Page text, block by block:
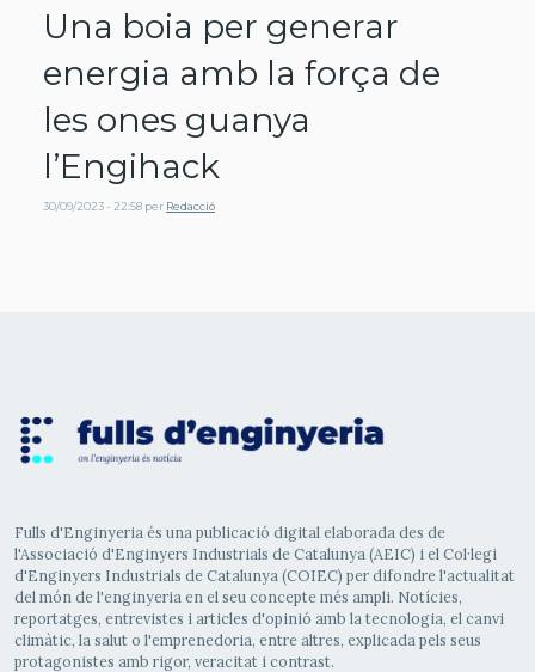
Una boia per generar
energia amb la força de
les ones guanya
l’Engihack
30/09/2023 - 22:58 per Redacció
Fulls d'Enginyeria és una publicació digital elaborada des de
l'Associació d'Enginyers Industrials de Catalunya (AEIC) i el Col·legi
d'Enginyers Industrials de Catalunya (COIEC) per difondre l'actualitat
del món de l'enginyeria en el seu concepte més ampli. Notícies,
reportatges, entrevistes i articles d'opinió amb la tecnologia, el canvi
climàtic, la salut o l'emprenedoria, entre altres, explicada pels seus
protagonistes amb rigor, veracitat i contrast.